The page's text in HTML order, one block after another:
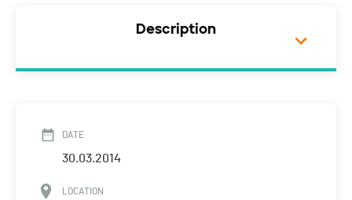
Description
DATE
30.03.2014
LOCATION